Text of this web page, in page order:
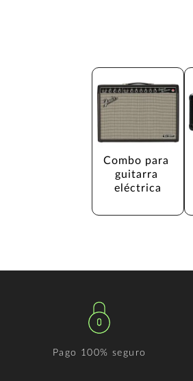
Combo para
guitarra
eléctrica
Pago 100% seguro